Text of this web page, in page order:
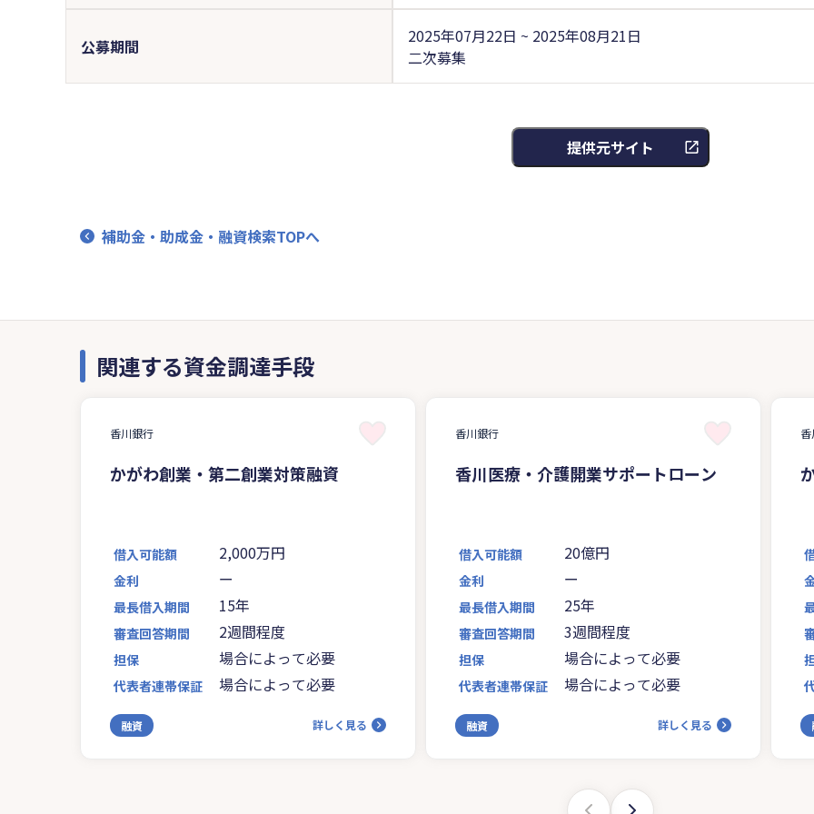
公募期間
2025年07月22日 ~ 2025年08月21日
二次募集
提供元サイト
補助金・助成金・融資検索TOPへ
関連する資金調達手段
香川銀行
かがわ創業・第二創業対策融資
借入可能額 2,000万円
金利 ー
最長借入期間 15年
審査回答期間 2週間程度
担保 場合によって必要
代表者連帯保証 場合によって必要
融資 詳しく見る
香川銀行
香川医療・介護開業サポートローン
借入可能額 20億円
金利 ー
最長借入期間 25年
審査回答期間 3週間程度
担保 場合によって必要
代表者連帯保証 場合によって必要
融資 詳しく見る